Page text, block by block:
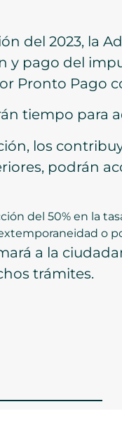
del 2023, la
y pago del
Pronto Pago
tiempo para
los
podrán
del 50% en la
o
a la
trámites.